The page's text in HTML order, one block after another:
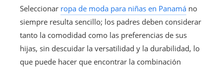
Seleccionar ropa de moda para niñas en Panamá no
siempre resulta sencillo; los padres deben considerar
tanto la comodidad como las preferencias de sus
hijas, sin descuidar la versatilidad y la durabilidad, lo
que puede hacer que encontrar la combinación